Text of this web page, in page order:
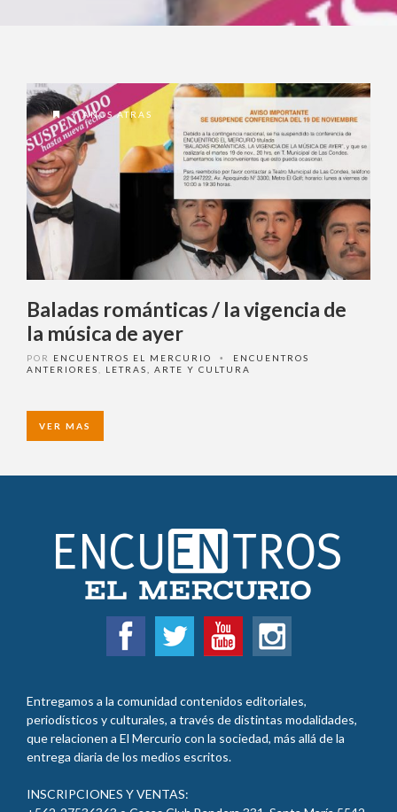
7 AÑOS ATRAS
Baladas románticas / la vigencia de
la música de ayer
POR ENCUENTROS EL MERCURIO •
ENCUENTROS
ANTERIORES
LETRAS, ARTE Y CULTURA
VER MAS
Entregamos a la comunidad contenidos editoriales,
periodísticos y culturales, a través de distintas modalidades,
que relacionen a El Mercurio con la sociedad, más allá de la
entrega diaria de los medios escritos.
INSCRIPCIONES Y VENTAS: